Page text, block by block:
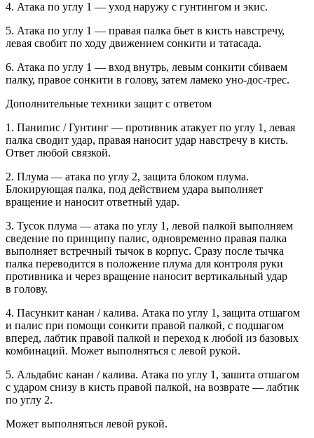
4. Атака по углу 1 — уход наружу с гунтингом и экис.
5. Атака по углу 1 — правая палка бьет в кисть навстречу,
левая свобит по ходу движением сонкити и татасада.
6. Атака по углу 1 — вход внутрь, левым сонкити сбиваем
палку, правое сонкити в голову, затем ламеко уно-дос-трес.
Дополнительные техники защит с ответом
1. Панипис / Гунтинг — противник атакует по углу 1, левая
палка сводит удар, правая наносит удар навстречу в кисть.
Ответ любой связкой.
2. Плума — атака по углу 2, защита блоком плума.
Блокирующая палка, под действием удара выполняет
вращение и наносит ответный удар.
3. Тусок плума — атака по углу 1, левой палкой выполняем
сведение по принципу палис, одновременно правая палка
выполняет встречный тычок в корпус. Сразу после тычка
палка переводится в положение плума для контроля руки
противника и через вращение наносит вертикальный удар
в голову.
4. Пасункит канан / калива. Атака по углу 1, защита отшагом
и палис при помощи сонкити правой палкой, с подшагом
вперед, лабтик правой палкой и переход к любой из базовых
комбинаций. Может выполняться с левой рукой.
5. Альдабис канан / калива. Атака по углу 1, зашита отшагом
с ударом снизу в кисть правой палкой, на возврате — лабтик
по углу 2.
Может выполняться левой рукой.